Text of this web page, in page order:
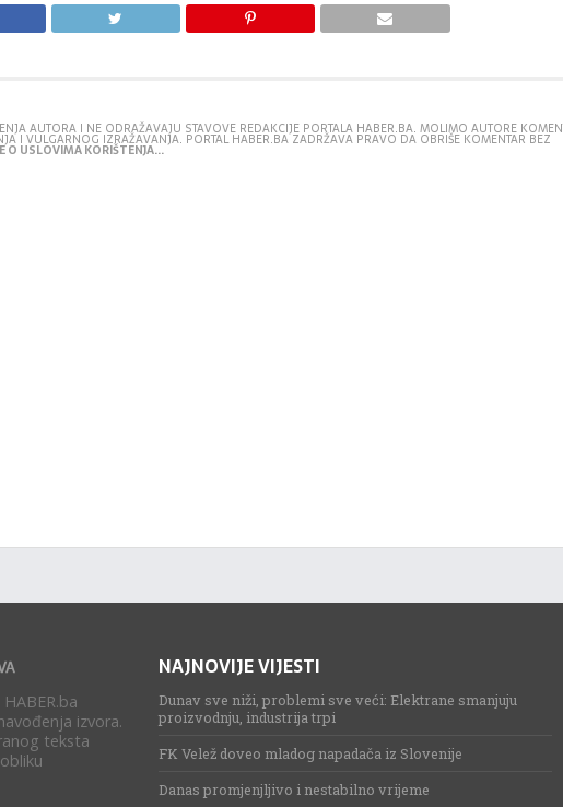
AUTORA I NE ODRAŽAVAJU STAVOVE REDAKCIJE PORTALA HABER.BA. MOLIMO AUTORE
I VULGARNOG IZRAŽAVANJA. PORTAL HABER.BA ZADRŽAVA PRAVO DA OBRIŠE KOMENTAR BEZ
O USLOVIMA KORIŠTENJA...
izvora.
teksta
NAJNOVIJE VIJESTI
Dunav sve niži, problemi sve veći: Elektrane smanjuju
proizvodnju, industrija trpi
FK Velež doveo mladog napadača iz Slovenije
Danas promjenjljivo i nestabilno vrijeme